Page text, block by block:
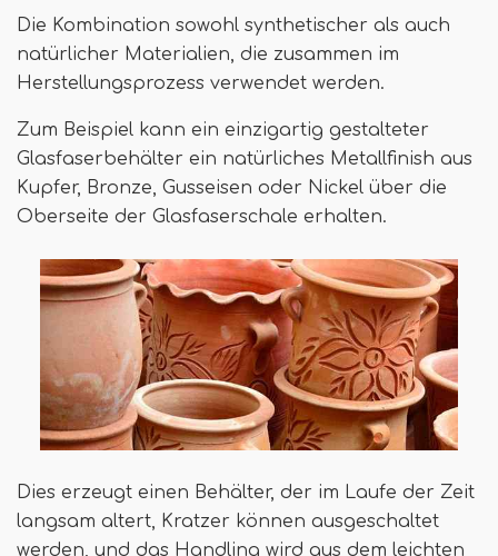
Die Kombination sowohl synthetischer als auch
natürlicher Materialien, die zusammen im
Herstellungsprozess verwendet werden.
Zum Beispiel kann ein einzigartig gestalteter
Glasfaserbehälter ein natürliches Metallfinish aus
Kupfer, Bronze, Gusseisen oder Nickel über die
Oberseite der Glasfaserschale erhalten.
Dies erzeugt einen Behälter, der im Laufe der Zeit
langsam altert, Kratzer können ausgeschaltet
werden, und das Handling wird aus dem leichten